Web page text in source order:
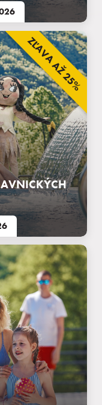
ZĽAVA AŽ 25%